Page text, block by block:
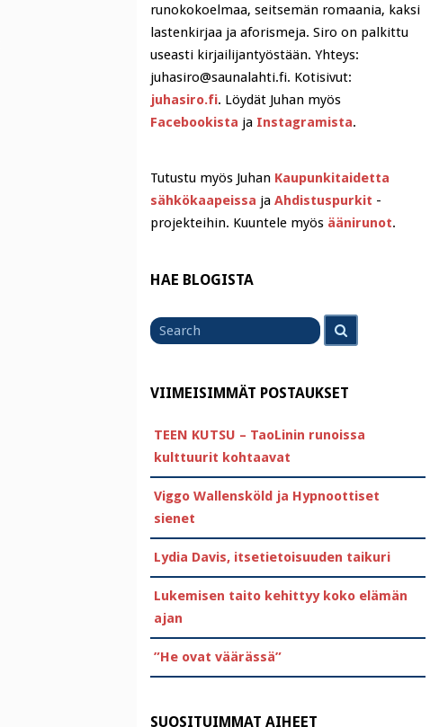
runokokoelmaa, seitsemän romaania, kaksi
lastenkirjaa ja aforismeja. Siro on palkittu
useasti kirjailijantyöstään. Yhteys:
juhasiro@saunalahti.fi. Kotisivut:
juhasiro.fi. Löydät Juhan myös
Facebookista ja Instagramista.
Tutustu myös Juhan Kaupunkitaidetta
sähkökaapeissa ja Ahdistuspurkit -
projekteihin. Kuuntele myös äänirunot.
HAE BLOGISTA
for
VIIMEISIMMÄT POSTAUKSET
TEEN KUTSU – TaoLinin runoissa
kulttuurit kohtaavat
Viggo Wallensköld ja Hypnoottiset
sienet
Lydia Davis, itsetietoisuuden taikuri
Lukemisen taito kehittyy koko elämän
ajan
”He ovat väärässä”
SUOSITUIMMAT AIHEET